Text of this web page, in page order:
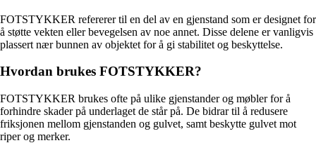
FOTSTYKKER refererer til en del av en gjenstand som er designet for
å støtte vekten eller bevegelsen av noe annet. Disse delene er vanligvis
plassert nær bunnen av objektet for å gi stabilitet og beskyttelse.
Hvordan brukes FOTSTYKKER?
FOTSTYKKER brukes ofte på ulike gjenstander og møbler for å
forhindre skader på underlaget de står på. De bidrar til å redusere
friksjonen mellom gjenstanden og gulvet, samt beskytte gulvet mot
riper og merker.